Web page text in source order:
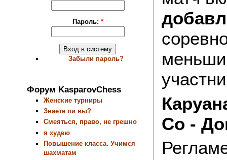
Пароль: *
Забыли пароль?
Форум KasparovChess
Женские турниры
Знаете ли вы?
Смеяться, право, не грешно
я худею
Повышение класса. Учимся
шахматам
Со -